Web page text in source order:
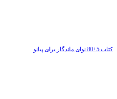
کتاب 5+80 نوای ماندگار برای پیانو